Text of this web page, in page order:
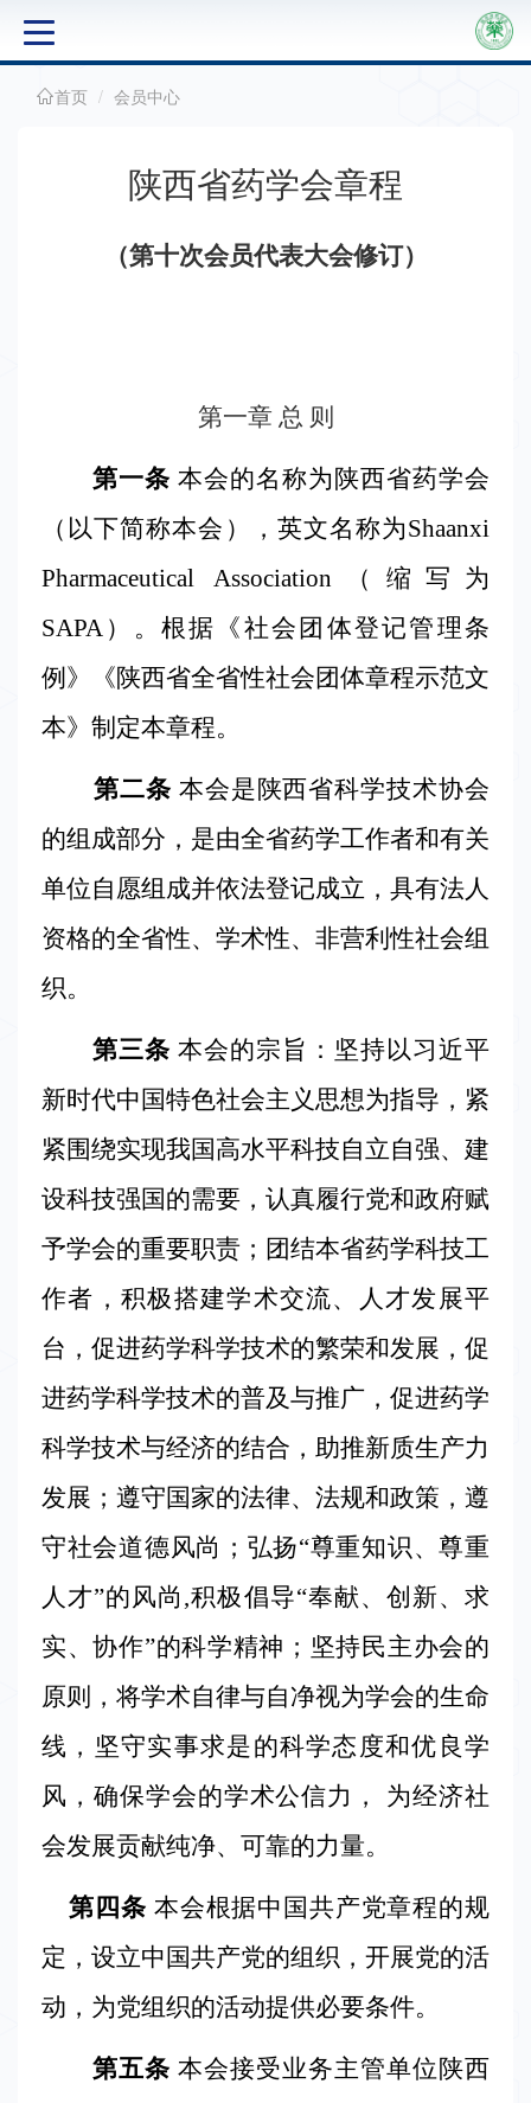
81027889
18092154208
首页 会员中心
陕西省药学会章程
（第十次会员代表大会修订）
第一章 总 则
第一条 本会的名称为陕西省药学会
（以下简称本会），英文名称为Shaanxi
Pharmaceutical Association （缩写为
SAPA ）。根据《社会团体登记管理条
例》《陕西省全省性社会团体章程示范文
本》制定本章程。
第二条 本会是陕西省科学技术协会
的组成部分，是由全省药学工作者和有关
单位自愿组成并依法登记成立，具有法人
资格的全省性、学术性、非营利性社会组
织。
第三条 本会的宗旨：坚持以习近平
新时代中国特色社会主义思想为指导，紧
紧围绕实现我国高水平科技自立自强、建
设科技强国的需要，认真履行党和政府赋
予学会的重要职责；团结本省药学科技工
作者，积极搭建学术交流、人才发展平
台，促进药学科学技术的繁荣和发展，促
进药学科学技术的普及与推广，促进药学
科学技术与经济的结合，助推新质生产力
发展；遵守国家的法律、法规和政策，遵
守社会道德风尚；弘扬“尊重知识、尊重
人才”的风尚 ,积极倡导“奉献、创新、求
实、协作”的科学精神；坚持民主办会的
原则，将学术自律与自净视为学会的生命
线，坚守实事求是的科学态度和优良学
风，确保学会的学术公信力，
为经济社
会发展贡献纯净、可靠的力量。
第四条 本会根据中国共产党章程的规
定，设立中国共产党的组织，开展党的活
动，为党组织的活动提供必要条件。
第五条 本会接受业务主管单位陕西